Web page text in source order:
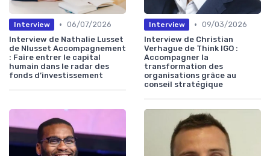
Interview • 06/07/2026
Interview de Nathalie Lusset
de Nlusset Accompagnement
: Faire entrer le capital
humain dans le radar des
fonds d’investissement
Interview • 09/03/2026
Interview de Christian
Verhague de Think IGO :
Accompagner la
transformation des
organisations grâce au
conseil stratégique